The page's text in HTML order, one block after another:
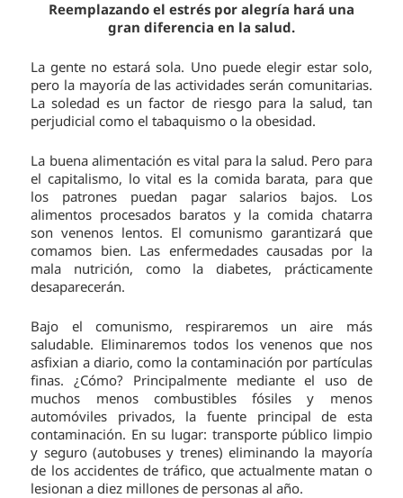
Reemplazando el estrés por alegría hará una
gran diferencia en la salud.
La gente no estará sola. Uno puede elegir estar solo,
pero la mayoría de las actividades serán comunitarias.
La soledad es un factor de riesgo para la salud, tan
perjudicial como el tabaquismo o la obesidad.
La buena alimentación es vital para la salud. Pero para
el capitalismo, lo vital es la comida barata, para que
los patrones puedan pagar salarios bajos. Los
alimentos procesados baratos y la comida chatarra
son venenos lentos. El comunismo garantizará que
comamos bien. Las enfermedades causadas por la
mala nutrición, como la diabetes, prácticamente
desaparecerán.
Bajo el comunismo, respiraremos un aire más
saludable. Eliminaremos todos los venenos que nos
asfixian a diario, como la contaminación por partículas
finas. ¿Cómo? Principalmente mediante el uso de
muchos menos combustibles fósiles y menos
automóviles privados, la fuente principal de esta
contaminación. En su lugar: transporte público limpio
y seguro (autobuses y trenes) eliminando la mayoría
de los accidentes de tráfico, que actualmente matan o
lesionan a diez millones de personas al año.